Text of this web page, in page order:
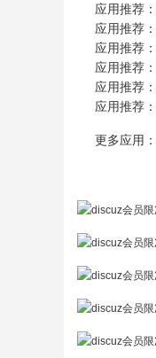
应用推荐：
应用推荐：
应用推荐：
应用推荐：
应用推荐：
应用推荐：
更多应用：